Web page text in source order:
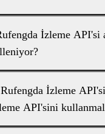
İzleme API'si
İzleme
API'sini